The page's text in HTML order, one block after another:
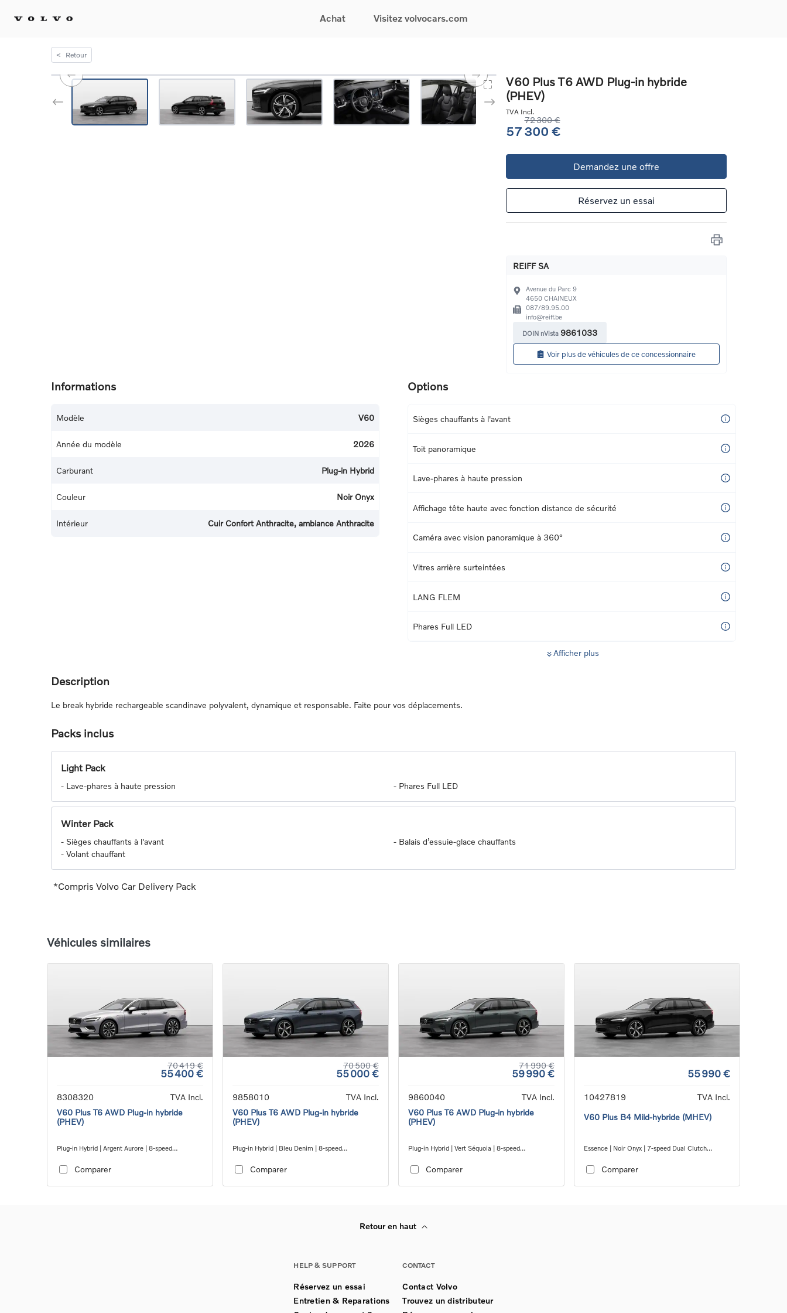
Achat
EX30
EX40
EC40
Voitures électriques
Voitures hybrides
rechargeables
Visitez volvocars.com
Configurez votre voiture
Offres du moment
Voitures d'occasion
Financement
Assurances
Réservez un essai
Entretien & Réparations
Reprise de votre voiture
Service de dépannage
Trouver un distributeur
< Retour
V60 Plus T6 AWD Plug-in hybride
(PHEV)
TVA Incl.
72 300 €
57 300 €
Demandez une offre
Réservez un essai
REIFF SA
Avenue du Parc 9
4650 CHAINEUX
087/89.95.00
info@reiff.be
DOIN nVista 9861033
Voir plus de véhicules de ce concessionnaire
Informations
Modèle V60
Année du modèle 2026
Carburant Plug-in Hybrid
Couleur Noir Onyx
Intérieur Cuir Confort Anthracite, ambiance Anthracite
Options
Sièges chauffants à l'avant
Toit panoramique
Lave-phares à haute pression
Affichage tête haute avec fonction distance de sécurité
Caméra avec vision panoramique à 360°
Vitres arrière surteintées
LANG FLEM
Phares Full LED
Afficher plus
Description
Le break hybride rechargeable scandinave polyvalent, dynamique et responsable. Faite pour vos déplacements.
Packs inclus
Light Pack
- Lave-phares à haute pression - Phares Full LED
Winter Pack
- Sièges chauffants à l'avant - Balais d’essuie-glace chauffants
- Volant chauffant
*Compris Volvo Car Delivery Pack
Véhicules similaires
70 419 €
55 400 €
8308320
TVA Incl.
V60 Plus T6 AWD Plug-in hybride
(PHEV)
Plug-in Hybrid | Argent Aurore | 8-speed
Comparer
70 500 €
55 000 €
9858010
TVA Incl.
V60 Plus T6 AWD Plug-in hybride
(PHEV)
Plug-in Hybrid | Bleu Denim | 8-speed
Comparer
71 990 €
59 990 €
9860040
TVA Incl.
V60 Plus T6 AWD Plug-in hybride
(PHEV)
Plug-in Hybrid | Vert Séquoia | 8-speed
Comparer
55 990 €
10427819
TVA Incl.
V60 Plus B4 Mild-hybride (MHEV)
Essence | Noir Onyx | 7-speed Dual Clutch
Comparer
Retour en haut
HELP & SUPPORT
Réservez un essai
Entretien & Reparations
CONTACT
Contact Volvo
Trouvez un distributeur